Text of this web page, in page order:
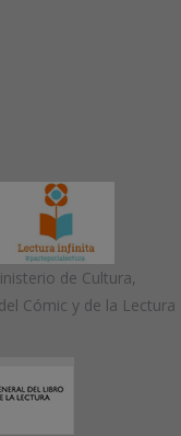
de Cultura,
Cómic y de la Lectura